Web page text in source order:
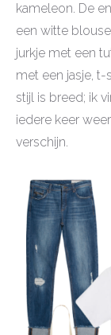
kameleon. De
een witte
jurkje met een
met een jasje, t-
stijl is breed; ik
iedere keer
verschijn.